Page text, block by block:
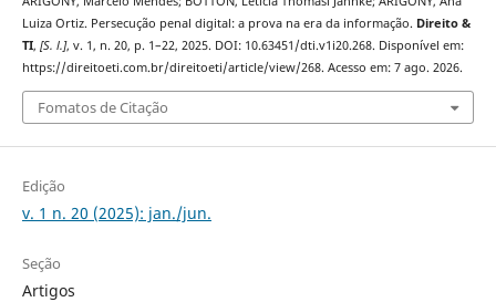
Luiza Ortiz. Persecução penal digital: a prova na era da informação. Direito &
TI, [S. l.], v. 1, n. 20, p. 1–22, 2025. DOI: 10.63451/dti.v1i20.268. Disponível em:
https://direitoeti.com.br/direitoeti/article/view/268. Acesso em: 7 ago. 2026.
Fomatos de Citação
Edição
v. 1 n. 20 (2025): jan./jun.
Seção
Artigos